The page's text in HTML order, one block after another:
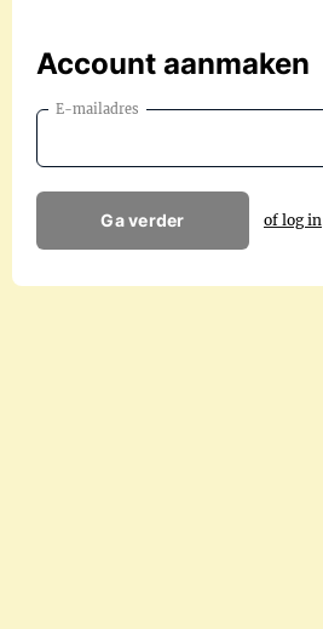
Account aanmaken
E-mailadres
Ga verder of log in